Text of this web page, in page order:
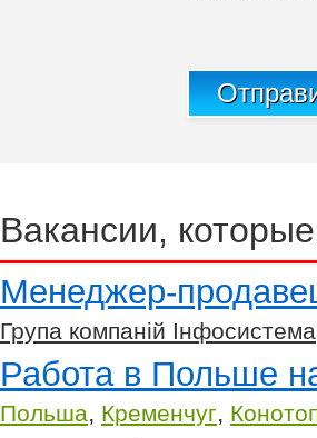
Вакансии,
Менеджер-
Група компаній Інфосистема
Работа в Польше
Польша, Кременчуг,